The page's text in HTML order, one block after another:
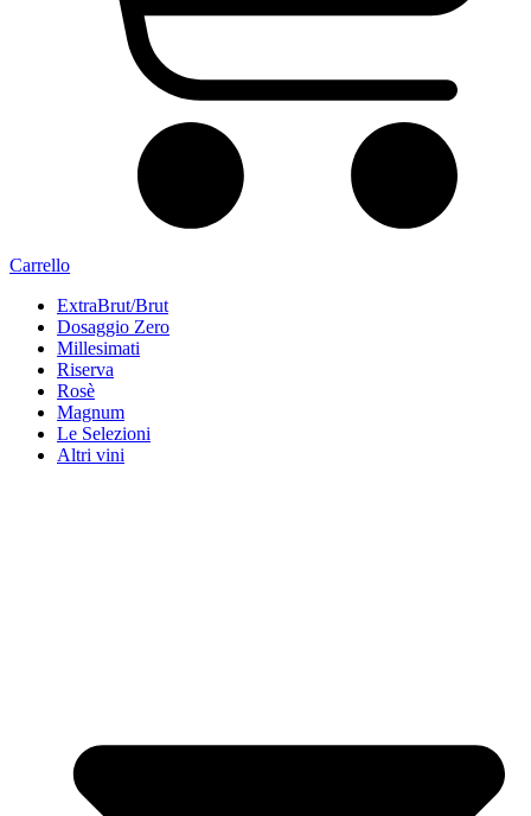
Carrello
ExtraBrut/Brut
Dosaggio Zero
Millesimati
Riserva
Rosè
Magnum
Le Selezioni
Altri vini